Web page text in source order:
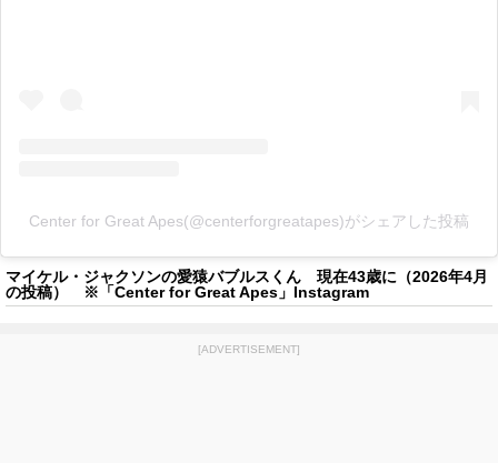
Center for Great Apes(@centerforgreatapes)がシェアした投稿
マイケル・ジャクソンの愛猿バブルスくん 現在43歳に（2026年4月
の投稿） ※「Center for Great Apes」Instagram
[ADVERTISEMENT]